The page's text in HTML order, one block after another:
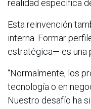
realidad específica
Esta reinvención
interna. Formar
estratégica— es una
“Normalmente, los
tecnología o en
Nuestro desafío ha